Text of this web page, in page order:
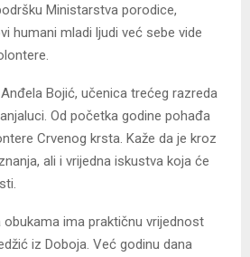
Ministarstva porodice,
humani mladi ljudi već sebe vide
Bojić, učenica trećeg razreda
Od početka godine pohađa
Crvenog krsta. Kaže da je kroz
ali i vrijedna iskustva koja će
ima praktičnu vrijednost
iz Doboja. Već godinu dana